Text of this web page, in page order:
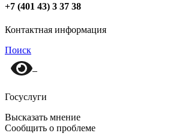
+7 (401 43) 3 37 38
Контактная информация
Поиск
Госуслуги
Высказать мнение
Сообщить о проблеме